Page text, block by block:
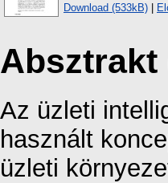
Download (533kB) |
Absztrakt
Az üzleti
használt
üzleti